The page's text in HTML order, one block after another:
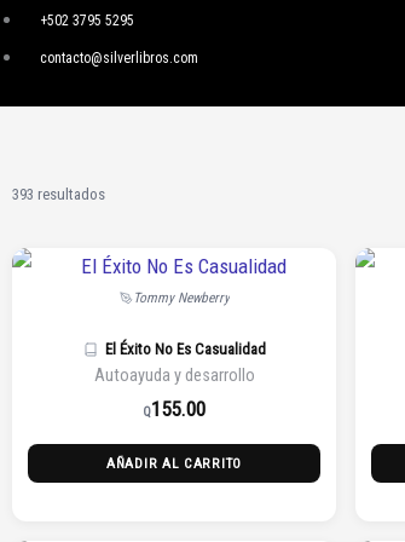
Ir
al
+502 3795 5295
contacto@silverlibros.com
393 resultados
Tommy Newberry
El Éxito No Es Casualidad
Autoayuda y desarrollo
Q155.00
AÑADIR AL CARRITO